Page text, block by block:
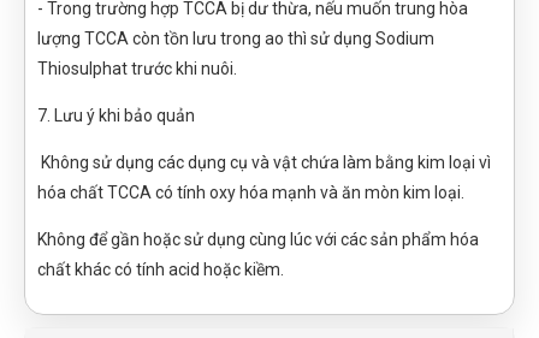
- Trong trường hợp TCCA bị dư thừa, nếu muốn trung hòa
lượng TCCA còn tồn lưu trong ao thì sử dụng Sodium
Thiosulphat trước khi nuôi.
7. Lưu ý khi bảo quản
Không sử dụng các dụng cụ và vật chứa làm bằng kim loại vì
hóa chất TCCA có tính oxy hóa mạnh và ăn mòn kim loại.
Không để gần hoặc sử dụng cùng lúc với các sản phẩm hóa
chất khác có tính acid hoặc kiềm.